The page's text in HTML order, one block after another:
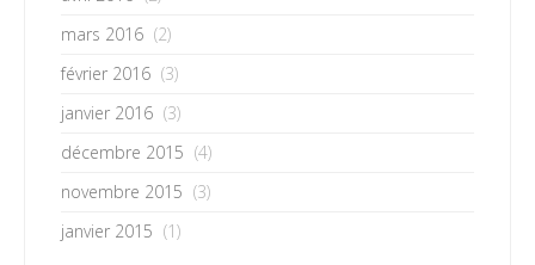
mars 2016 (2)
février 2016 (3)
janvier 2016 (3)
décembre 2015 (4)
novembre 2015 (3)
janvier 2015 (1)